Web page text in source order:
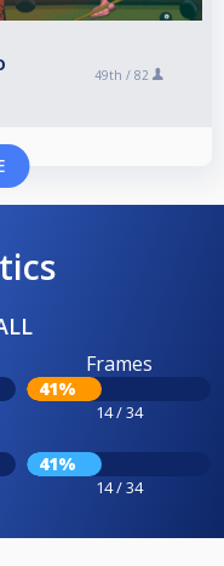
49th / 82
Frames
41%
14 / 34
41%
14 / 34